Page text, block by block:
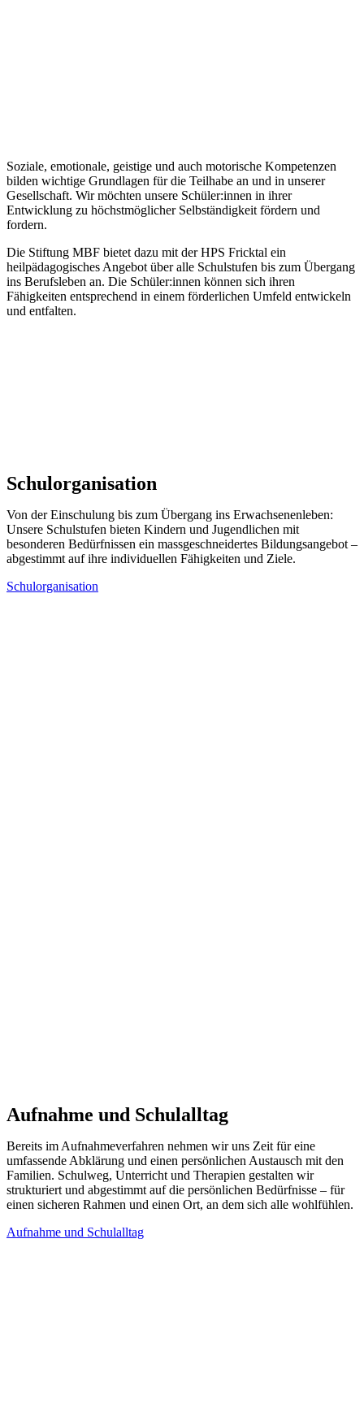
Soziale, emotionale, geistige und auch motorische Kompetenzen
bilden wichtige Grundlagen für die Teilhabe an und in unserer
Gesellschaft. Wir möchten unsere Schüler:innen in ihrer
Entwicklung zu höchstmöglicher Selbständigkeit fördern und
fordern.
Die Stiftung MBF bietet dazu mit der HPS Fricktal ein
heilpädagogisches Angebot über alle Schulstufen bis zum Übergang
ins Berufsleben an. Die Schüler:innen können sich ihren
Fähigkeiten entsprechend in einem förderlichen Umfeld entwickeln
und entfalten.
Schulorganisation
Von der Einschulung bis zum Übergang ins Erwachsenenleben:
Unsere Schulstufen bieten Kindern und Jugendlichen mit
besonderen Bedürfnissen ein massgeschneidertes Bildungsangebot –
abgestimmt auf ihre individuellen Fähigkeiten und Ziele.
Schulorganisation
Aufnahme und Schulalltag
Bereits im Aufnahmeverfahren nehmen wir uns Zeit für eine
umfassende Abklärung und einen persönlichen Austausch mit den
Familien. Schulweg, Unterricht und Therapien gestalten wir
strukturiert und abgestimmt auf die persönlichen Bedürfnisse – für
einen sicheren Rahmen und einen Ort, an dem sich alle wohlfühlen.
Aufnahme und Schulalltag